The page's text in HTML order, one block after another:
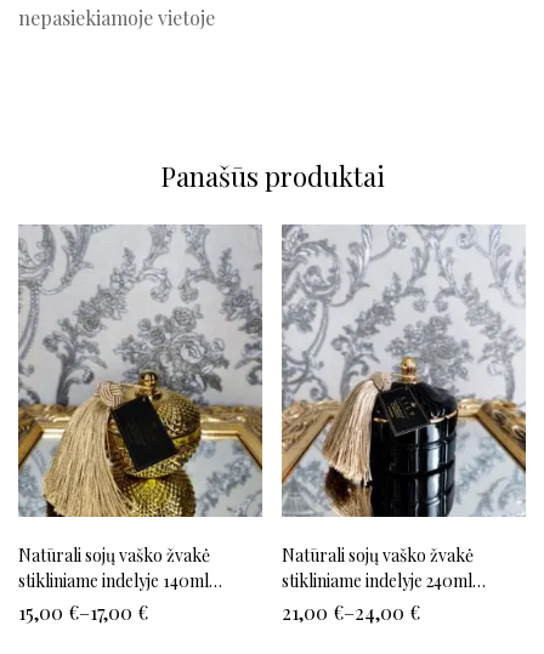
nepasiekiamoje vietoje
Panašūs produktai
Natūrali sojų vaško žvakė
stikliniame indelyje 140ml
(auksinė)
15,00 €–17,00 €
Natūrali sojų vaško žvakė
stikliniame indelyje 240ml
(juoda)
21,00 €–24,00 €